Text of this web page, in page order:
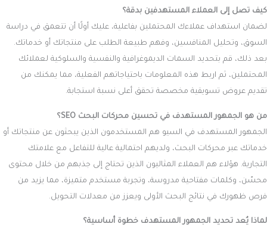
كيف تصل إلى العملاء المستهدفين بدقة؟
لضمان استهداف عملاءك المحتملين بفاعلية، عليك أولًا أن تتعمق في دراسة
السوق، وتحليل المنافسين، وفهم طبيعة الطلب على منتجاتك أو خدماتك.
بعد ذلك، قم بتحديد السمات الديموغرافية والنفسية والسلوكية لعملائك
المحتملين، ثم اربط هذه المعلومات باحتياجاتهم الفعلية، مما يمكنك من
تقديم عروض تسويقية مخصصة تحقق أعلى نسبة استجابة.
من هو الجمهور المستهدف في تحسين محركات البحث SEO؟
الجمهور المستهدف في السيو هم المستخدمون الذين يبحثون عن منتجاتك أو
خدماتك عبر محركات البحث، ولديهم احتمالية عالية للتفاعل مع علامتك
التجارية. هؤلاء هم العملاء المثاليون الذين تحتاج إلى جذبهم من خلال محتوى
محسّن، وكلمات مفتاحية مدروسة، وتجربة مستخدم متميزة، مما يزيد من
فرص ظهورك في نتائج البحث الأولى ويعزز من معدلات التحويل.
لماذا يُعد تحديد الجمهور المستهدف خطوة أساسية؟